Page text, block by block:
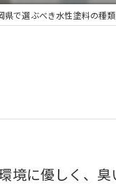
県で選ぶべき水性塗料の種
境に優しく、